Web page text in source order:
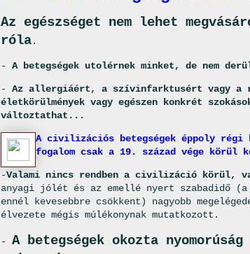
Az egészséget nem lehet
róla.
- A betegségek utolérnek minket, de nem
- Az allergiáért, a szívinfarktusért vagy a
életkörülmények vagy egészen konkrét
változtathat...
A civilizációs betegségek éppoly
fogalom csak a 19. század vége
-Valami nincs rendben a civilizáció körül,
anyagi jólét és az emellé nyert szabadidő
ennél kevesebbre csökkent) nagyobb
élvezete mégis múlékonynak mutatkozott.
- A betegségek okozta